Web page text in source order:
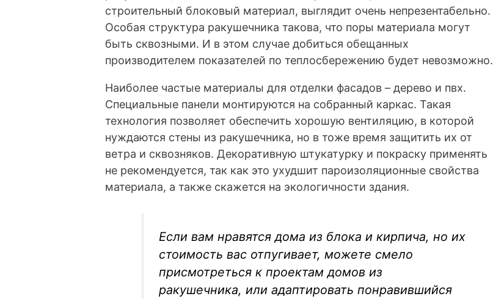
строительный блоковый материал, выглядит очень непрезентабельно.
Особая структура ракушечника такова, что поры материала могут
быть сквозными. И в этом случае добиться обещанных
производителем показателей по теплосбережению будет невозможно.
Наиболее частые материалы для отделки фасадов – дерево и пвх.
Специальные панели монтируются на собранный каркас. Такая
технология позволяет обеспечить хорошую вентиляцию, в которой
нуждаются стены из ракушечника, но в тоже время защитить их от
ветра и сквозняков. Декоративную штукатурку и покраску применять
не рекомендуется, так как это ухудшит пароизоляционные свойства
материала, а также скажется на экологичности здания.
Если вам нравятся дома из блока и кирпича, но их
стоимость вас отпугивает, можете смело
присмотреться к проектам домов из
ракушечника, или адаптировать понравившийся